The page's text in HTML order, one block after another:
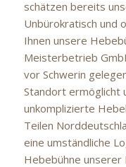
schätzen bereits
Unbürokratisch und
Ihnen unsere
Meisterbetrieb
vor Schwerin
Standort ermöglicht
unkomplizierte
Teilen
eine umständliche
Hebebühne unserer